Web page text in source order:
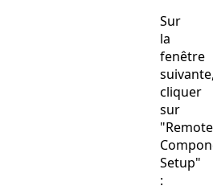
Sur
la
fenêtre
cliquer
sur
"Remote
Setup"
: